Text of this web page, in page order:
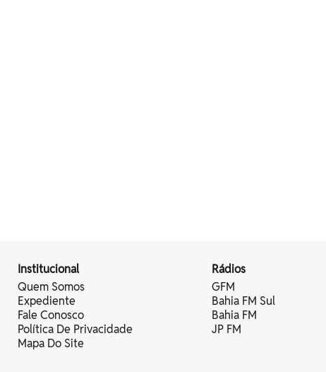
Institucional
Quem Somos
Expediente
Fale Conosco
Política De Privacidade
Mapa Do Site
Rádios
GFM
Bahia FM Sul
Bahia FM
JP FM